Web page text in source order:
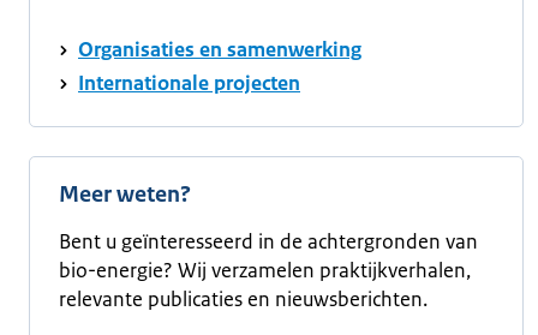
Organisaties en samenwerking
Internationale projecten
Meer weten?
Bent u geïnteresseerd in de achtergronden van
bio-energie? Wij verzamelen praktijkverhalen,
relevante publicaties en nieuwsberichten.